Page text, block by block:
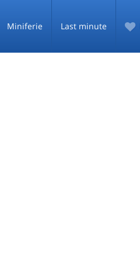
Miniferie Last minute